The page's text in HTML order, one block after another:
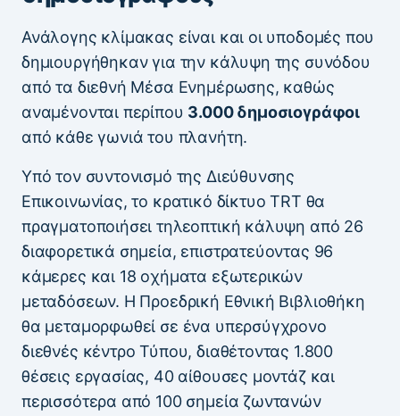
Ανάλογης κλίμακας είναι και οι υποδομές που
δημιουργήθηκαν για την κάλυψη της συνόδου
από τα διεθνή Μέσα Ενημέρωσης, καθώς
αναμένονται περίπου 3.000 δημοσιογράφοι
από κάθε γωνιά του πλανήτη.
Υπό τον συντονισμό της Διεύθυνσης
Επικοινωνίας, το κρατικό δίκτυο TRT θα
πραγματοποιήσει τηλεοπτική κάλυψη από 26
διαφορετικά σημεία, επιστρατεύοντας 96
κάμερες και 18 οχήματα εξωτερικών
μεταδόσεων. Η Προεδρική Εθνική Βιβλιοθήκη
θα μεταμορφωθεί σε ένα υπερσύγχρονο
διεθνές κέντρο Τύπου, διαθέτοντας 1.800
θέσεις εργασίας, 40 αίθουσες μοντάζ και
περισσότερα από 100 σημεία ζωντανών